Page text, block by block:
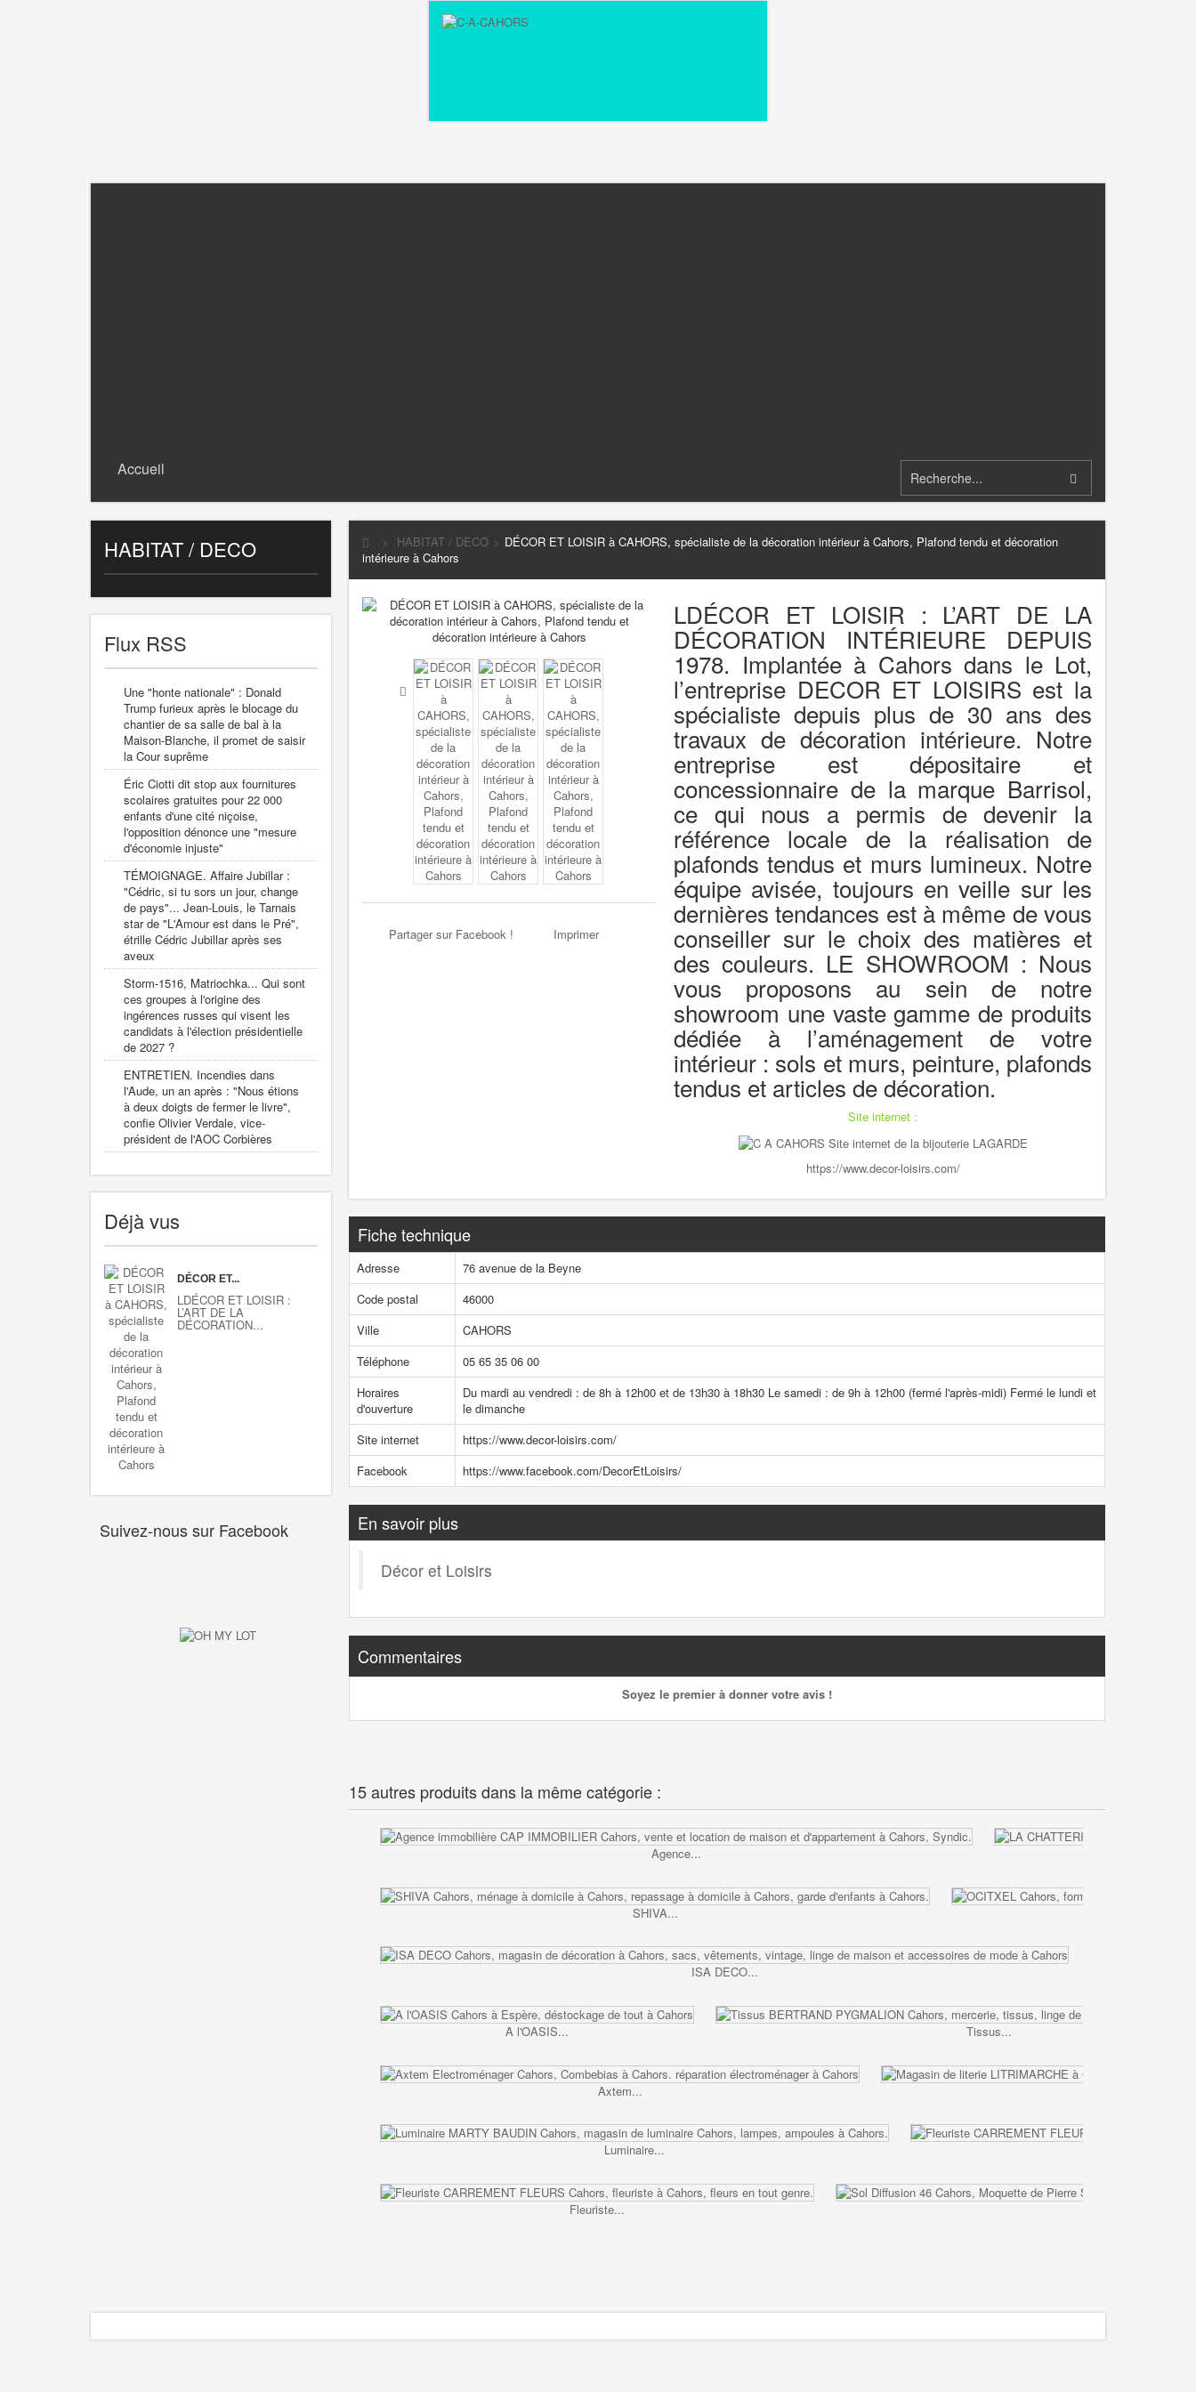
Accueil
HABITAT / DECO
Flux RSS
Une "honte nationale" : Donald
Trump furieux après le blocage du
chantier de sa salle de bal à la
Maison-Blanche, il promet de saisir
la Cour suprême
Éric Ciotti dit stop aux fournitures
scolaires gratuites pour 22 000
enfants d'une cité niçoise,
l'opposition dénonce une "mesure
d'économie injuste"
TÉMOIGNAGE. Affaire Jubillar :
"Cédric, si tu sors un jour, change
de pays"... Jean-Louis, le Tarnais
star de "L'Amour est dans le Pré",
étrille Cédric Jubillar après ses
aveux
Storm-1516, Matriochka... Qui sont
ces groupes à l'origine des
ingérences russes qui visent les
candidats à l'élection présidentielle
de 2027 ?
ENTRETIEN. Incendies dans
l'Aude, un an après : "Nous étions
à deux doigts de fermer le livre",
confie Olivier Verdale, vice-
président de l'AOC Corbières
Déjà vus
DÉCOR ET...
LDÉCOR ET LOISIR :
L’ART DE LA
DÉCORATION...
Suivez-nous sur Facebook
> HABITAT / DECO > DÉCOR ET LOISIR à CAHORS, spécialiste de la décoration intérieur à Cahors, Plafond tendu et décoration
intérieure à Cahors
Partager sur Facebook ! Imprimer
LDÉCOR ET LOISIR : L’ART DE LA
DÉCORATION INTÉRIEURE DEPUIS
1978. Implantée à Cahors dans le Lot,
l’entreprise DECOR ET LOISIRS est la
spécialiste depuis plus de 30 ans des
travaux de décoration intérieure. Notre
entreprise est dépositaire et
concessionnaire de la marque Barrisol,
ce qui nous a permis de devenir la
référence locale de la réalisation de
plafonds tendus et murs lumineux. Notre
équipe avisée, toujours en veille sur les
dernières tendances est à même de vous
conseiller sur le choix des matières et
des couleurs. LE SHOWROOM : Nous
vous proposons au sein de notre
showroom une vaste gamme de produits
dédiée à l’aménagement de votre
intérieur : sols et murs, peinture, plafonds
tendus et articles de décoration.
Site internet :
https://www.decor-loisirs.com/
Fiche technique
Adresse
76 avenue de la Beyne
Code postal
46000
Ville
CAHORS
Téléphone
05 65 35 06 00
Horaires
d'ouverture
Du mardi au vendredi : de 8h à 12h00 et de 13h30 à 18h30 Le samedi : de 9h à 12h00 (fermé l'après-midi) Fermé le lundi et
le dimanche
Site internet
https://www.decor-loisirs.com/
Facebook
https://www.facebook.com/DecorEtLoisirs/
En savoir plus
Décor et Loisirs
Commentaires
Soyez le premier à donner votre avis !
15 autres produits dans la même catégorie :
Agence...
SHIVA...
ISA DECO...
A l'OASIS... Tissus...
Axtem...
Luminaire...
Fleuriste...